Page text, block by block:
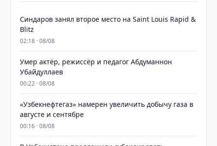
Синдаров занял второе место на Saint Louis Rapid &
Blitz
02:18 · 08/08
Умер актёр, режиссёр и педагог Абдуманнон
Убайдуллаев
00:22 · 08/08
«Узбекнефтегаз» намерен увеличить добычу газа в
августе и сентябре
00:16 · 08/08